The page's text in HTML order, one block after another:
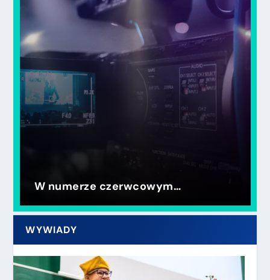
Czerwiec 2026
WYWIADY